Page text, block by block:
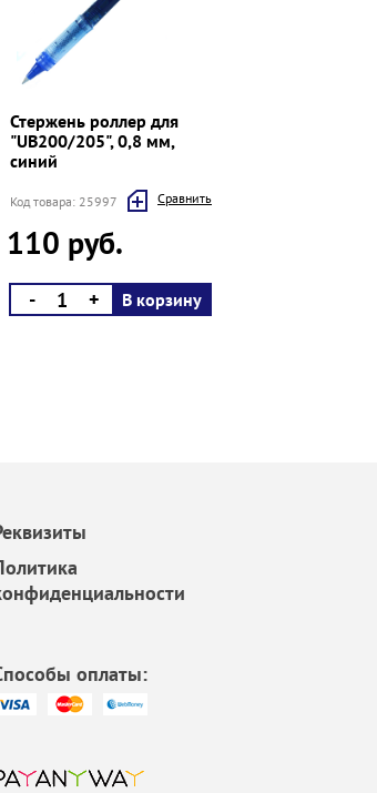
Стержень роллер для
"UB200/205", 0,8 мм,
синий
Код товара: 25997 Cравнить
110 руб.
- + В корзину
оплаты: